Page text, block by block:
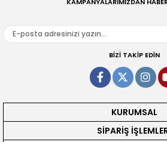
KAMPANYALARIMIZDAN
BİZİ TAKİP EDİN
KURUMSAL
SİPARİŞ